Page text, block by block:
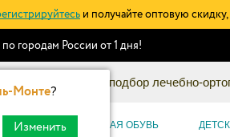
и получайте оптовую
Монте?
Изменить
по городам России от 1 дня!
каталог: подбор лечебно-
ОРТОПЕДИЧЕСКАЯ ОБУВЬ